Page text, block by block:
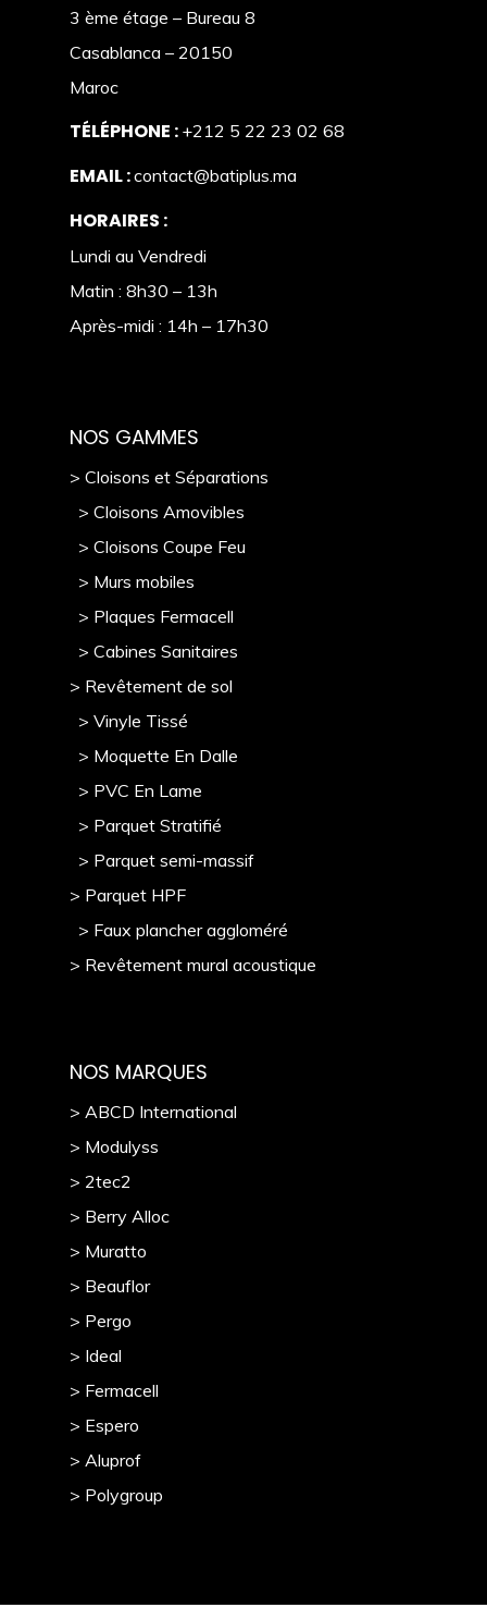
3 ème étage – Bureau 8
Casablanca – 20150
Maroc
TÉLÉPHONE : +212 5 22 23 02 68
EMAIL :contact@batiplus.ma
HORAIRES :
Lundi au Vendredi
Matin : 8h30 – 13h
Après-midi : 14h – 17h30
NOS GAMMES
> Cloisons et Séparations
> Cloisons Amovibles
> Cloisons Coupe Feu
> Murs mobiles
> Plaques Fermacell
> Cabines Sanitaires
> Revêtement de sol
> Vinyle Tissé
> Moquette En Dalle
> PVC En Lame
> Parquet Stratifié
> Parquet semi-massif
> Parquet HPF
> Faux plancher aggloméré
> Revêtement mural acoustique
NOS MARQUES
> ABCD International
> Modulyss
> 2tec2
> Berry Alloc
> Muratto
> Beauflor
> Pergo
> Ideal
> Fermacell
> Espero
> Aluprof
> Polygroup